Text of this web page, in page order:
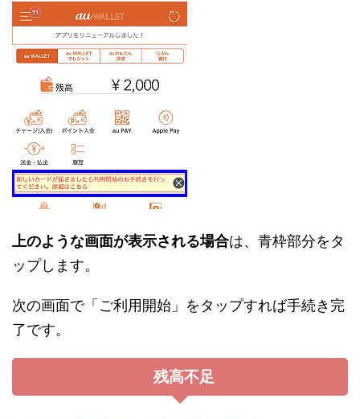
上のような画面が表示される場合は、青枠部分をタ
ップします。
次の画面で「ご利用開始」をタップすれば手続き完
了です。
残高不足